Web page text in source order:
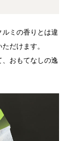
ミの香りとは違
だけます。
おもてなしの逸